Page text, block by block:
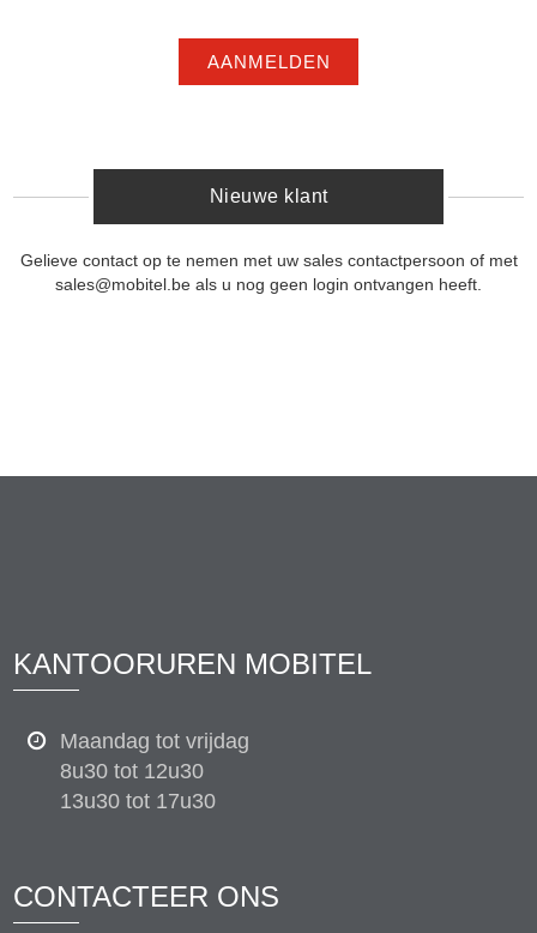
AANMELDEN
Nieuwe klant
Gelieve contact op te nemen met uw sales contactpersoon of met
sales@mobitel.be als u nog geen login ontvangen heeft.
KANTOORUREN MOBITEL
Maandag tot vrijdag
8u30 tot 12u30
13u30 tot 17u30
CONTACTEER ONS